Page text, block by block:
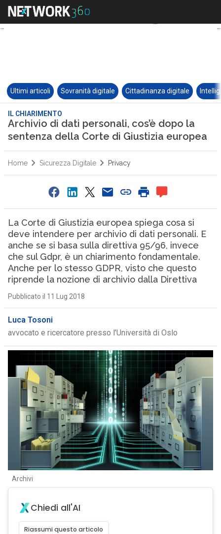
Ultimi articoli Sovranità digitale Cittadinanza digitale
IL CHIARIMENTO
Archivio di dati personali, cos’è dopo la
sentenza della Corte di Giustizia europea
Home Sicurezza Digitale Privacy
La Corte di Giustizia europea spiega cosa si
deve intendere per archivio di dati personali. E
anche se si basa sulla direttiva 95/96, invece
che sul Gdpr, è un chiarimento fondamentale.
Anche per lo stesso GDPR, visto che questo
riprende la nozione di archivio dalla Direttiva
Pubblicato il 11 Lug 2018
Luca Tosoni
avvocato e ricercatore presso l’Università di Oslo
Archivi
Chiedi all'AI
Riassumi questo articolo